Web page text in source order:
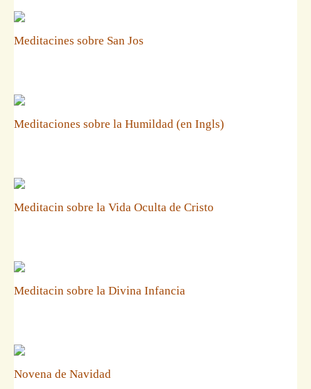
Meditacines sobre San Jos
Meditaciones sobre la Humildad (en Ingls)
Meditacin sobre la Vida Oculta de Cristo
Meditacin sobre la Divina Infancia
Novena de Navidad